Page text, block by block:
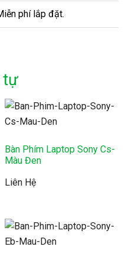
phí lắp đặt.
tự
Bàn Phím Laptop Sony Cs-
Màu Đen
Liên Hệ